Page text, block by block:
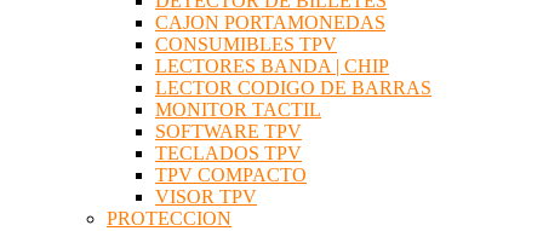
CAJON PORTAMONEDAS
CONSUMIBLES TPV
LECTORES BANDA | CHIP
LECTOR CODIGO DE BARRAS
MONITOR TACTIL
SOFTWARE TPV
TECLADOS TPV
TPV COMPACTO
VISOR TPV
PROTECCION